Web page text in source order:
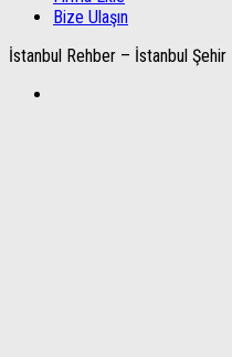
Bize Ulaşın
İstanbul Rehber – İstanbul Şehir